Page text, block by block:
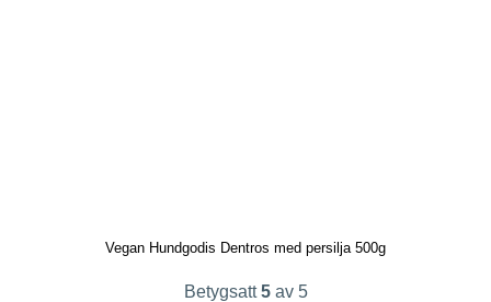
Vegan Hundgodis Dentros med persilja 500g
Betygsatt5av 5